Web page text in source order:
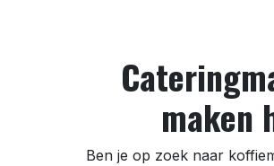
maken
Ben je op zoek naar